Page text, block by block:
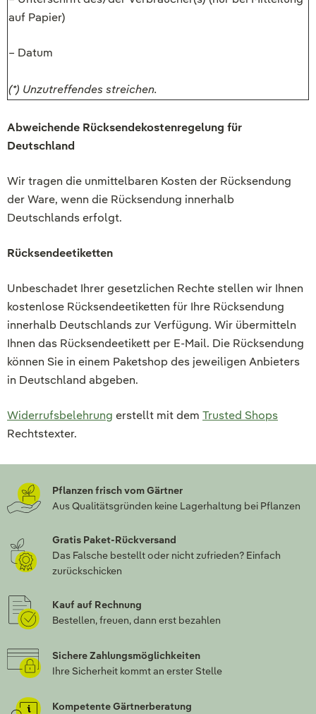
auf Papier)
– Datum
(*) Unzutreffendes streichen.
Abweichende Rücksendekostenregelung für
Deutschland
Wir tragen die unmittelbaren Kosten der Rücksendung
der Ware, wenn die Rücksendung innerhalb
Deutschlands erfolgt.
Rücksendeetiketten
Unbeschadet Ihrer gesetzlichen Rechte stellen wir Ihnen
kostenlose Rücksendeetiketten für Ihre Rücksendung
innerhalb Deutschlands zur Verfügung. Wir übermitteln
Ihnen das Rücksendeetikett per E-Mail. Die Rücksendung
können Sie in einem Paketshop des jeweiligen Anbieters
in Deutschland abgeben.
Widerrufsbelehrung erstellt mit dem Trusted Shops
Rechtstexter.
Pflanzen frisch vom Gärtner
Aus Qualitätsgründen keine Lagerhaltung bei Pflanzen
Gratis Paket-Rückversand
Das Falsche bestellt oder nicht zufrieden? Einfach
zurückschicken
Kauf auf Rechnung
Bestellen, freuen, dann erst bezahlen
Sichere Zahlungsmöglichkeiten
Ihre Sicherheit kommt an erster Stelle
Kompetente Gärtnerberatung